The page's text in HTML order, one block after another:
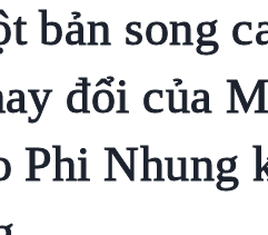
bản song
đổi của
Phi Nhung